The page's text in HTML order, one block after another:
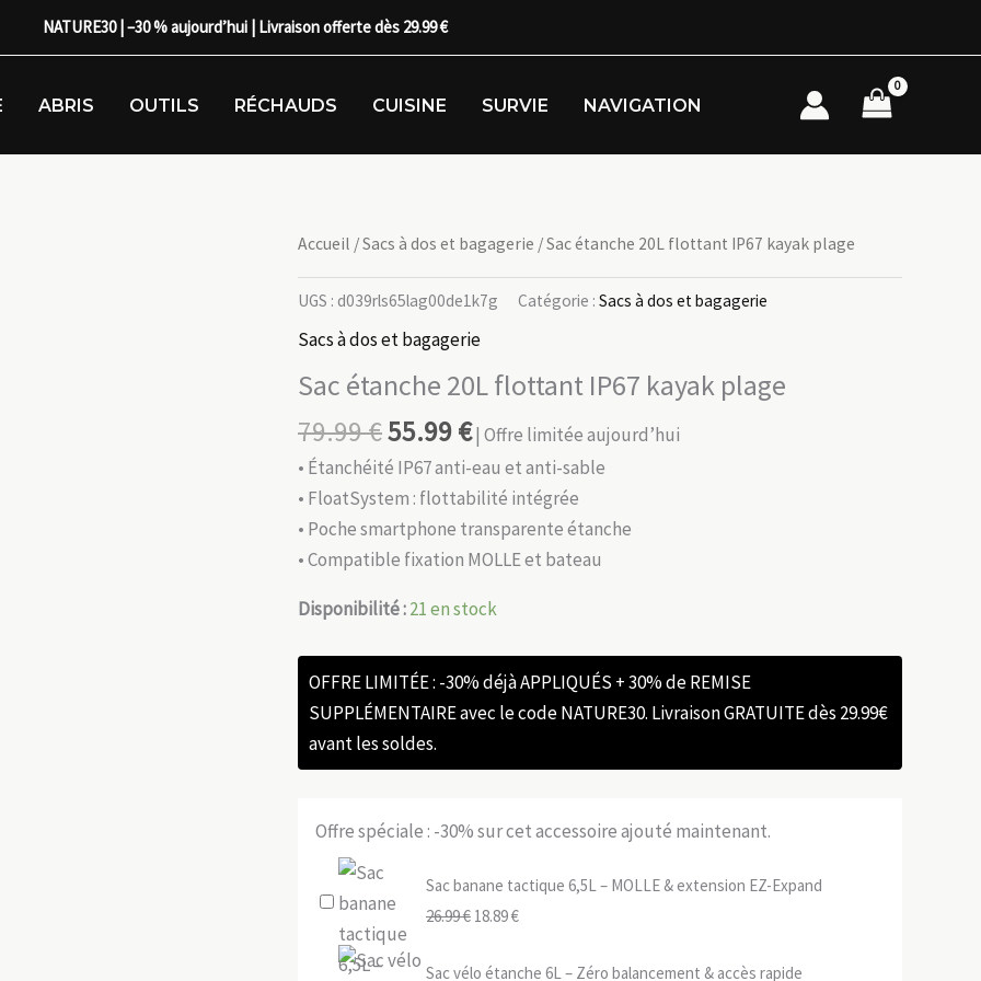
NATURE30 | –30 % aujourd’hui | Livraison offerte dès 29.99 €
ABRIS OUTILS RÉCHAUDS CUISINE SURVIE NAVIGATION
Accueil /Sacs à dos et bagagerie / Sac étanche 20L flottant IP67 kayak plage
UGS : d039rls65lag00de1k7g Catégorie : Sacs à dos et bagagerie
Sacs à dos et bagagerie
Sac étanche 20L flottant IP67 kayak plage
79.99€55.99€| Offre limitée aujourd’hui
• Étanchéité IP67 anti-eau et anti-sable
• FloatSystem : flottabilité intégrée
• Poche smartphone transparente étanche
• Compatible fixation MOLLE et bateau
Disponibilité :21 en stock
OFFRE LIMITÉE : -30% déjà APPLIQUÉS + 30% de REMISE
SUPPLÉMENTAIRE avec le code NATURE30. Livraison GRATUITE dès 29.99€
avant les soldes.
Offre spéciale : -30% sur cet accessoire ajouté maintenant.
Sac banane tactique 6,5L – MOLLE & extension EZ-Expand
26.99€ Le
initial
18.89€Le
actuel
Sac vélo étanche 6L – Zéro balancement & accès rapide